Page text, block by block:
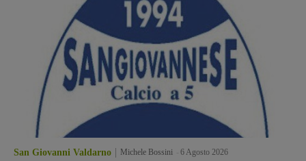
San Giovanni Valdarno Michele Bossini 6 Agosto 2026